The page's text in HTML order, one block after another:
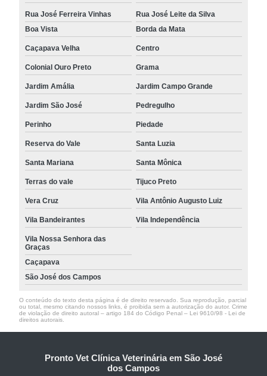
Rua José Ferreira Vinhas
Rua José Leite da Silva
Boa Vista
Borda da Mata
Caçapava Velha Centro
Colonial Ouro Preto Grama
Jardim Amália Jardim Campo Grande
Jardim São José Pedregulho
Perinho Piedade
Reserva do Vale Santa Luzia
Santa Mariana Santa Mônica
Terras do vale Tijuco Preto
Vera Cruz Vila Antônio Augusto Luiz
Vila Bandeirantes Vila Independência
Vila Nossa Senhora das
Graças
Caçapava
São José dos Campos
O conteúdo do texto desta página é de direito reservado. Sua reprodução, parcial
ou total, mesmo citando nossos links, é proibida sem a autorização do autor. Crime
de violação de direito autoral – artigo 184 do Código Penal – Lei 9610/98 - Lei de
direitos autorais
Pronto Vet Clínica Veterinária em São José
dos Campos